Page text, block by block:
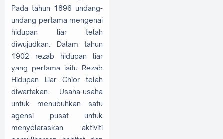
Pada tahun 1896 undang-
undang pertama mengenai
hidupan liar telah
diwujudkan. Dalam tahun
1902 rezab hidupan liar
yang pertama iaitu Rezab
Hidupan Liar Chior telah
diwartakan. Usaha-usaha
untuk menubuhkan satu
agensi pusat untuk
menyelaraskan aktiviti